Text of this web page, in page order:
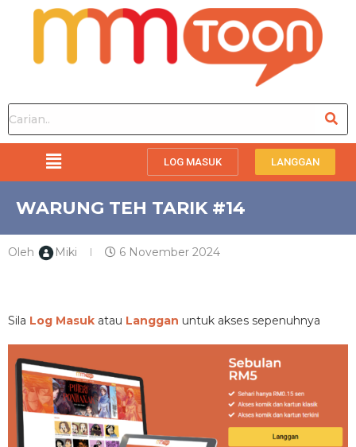
LOG MASUK LANGGAN
WARUNG TEH TARIK #14
Oleh Miki 6 November 2024
Sila Log Masuk atau Langgan untuk akses sepenuhnya